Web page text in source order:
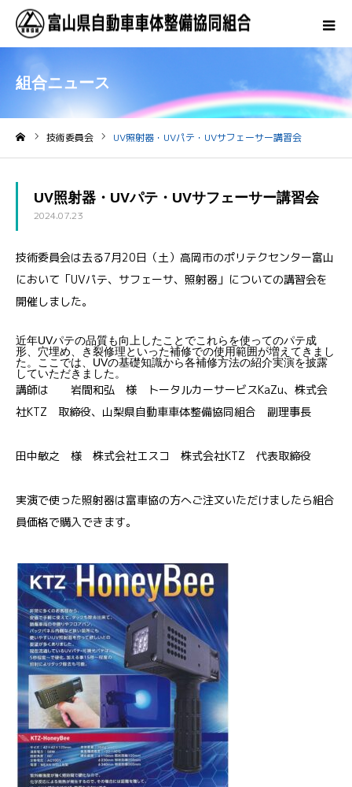
組合ニュース
技術委員会 UV照射器・UVパテ・UVサフェーサー講習会
UV照射器・UVパテ・UVサフェーサー講習会
2024.07.23
技術委員会は去る7月20日（土）高岡市のポリテクセンター富山
において「UVパテ、サフェーサ、照射器」についての講習会を
開催しました。
近年UVパテの品質も向上したことでこれらを使ってのパテ成
形、穴埋め、き裂修理といった補修での使用範囲が増えてきまし
た。ここでは、UVの基礎知識から各補修方法の紹介実演を披露
していただきました。
講師は 岩間和弘 様 トータルカーサービスKaZu、株式会
社KTZ 取締役、山梨県自動車車体整備協同組合 副理事長
田中敏之 様 株式会社エスコ 株式会社KTZ 代表取締役
実演で使った照射器は富車協の方へご注文いただけましたら組合
員価格で購入できます。